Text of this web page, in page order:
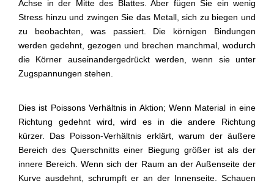
Achse in der Mitte des Blattes. Aber fügen Sie ein wenig
Stress hinzu und zwingen Sie das Metall, sich zu biegen und
zu beobachten, was passiert. Die körnigen Bindungen
werden gedehnt, gezogen und brechen manchmal, wodurch
die Körner auseinandergedrückt werden, wenn sie unter
Zugspannungen stehen.
Dies ist Poissons Verhältnis in Aktion; Wenn Material in eine
Richtung gedehnt wird, wird es in die andere Richtung
kürzer. Das Poisson-Verhältnis erklärt, warum der äußere
Bereich des Querschnitts einer Biegung größer ist als der
innere Bereich. Wenn sich der Raum an der Außenseite der
Kurve ausdehnt, schrumpft er an der Innenseite. Schauen